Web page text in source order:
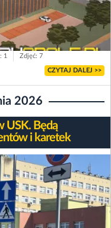
1 Zdjęć: 7
CZYTAJ DALEJ >>
2026
USK. Będą
i karetek